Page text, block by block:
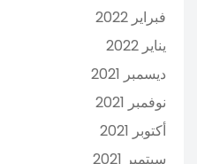
فبراير 2022
يناير 2022
ديسمبر 2021
نوفمبر 2021
أكتوبر 2021
سبتمبر 2021